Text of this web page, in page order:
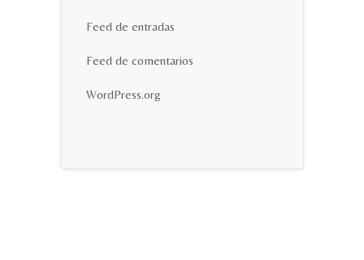
Feed de entradas
Feed de comentarios
WordPress.org